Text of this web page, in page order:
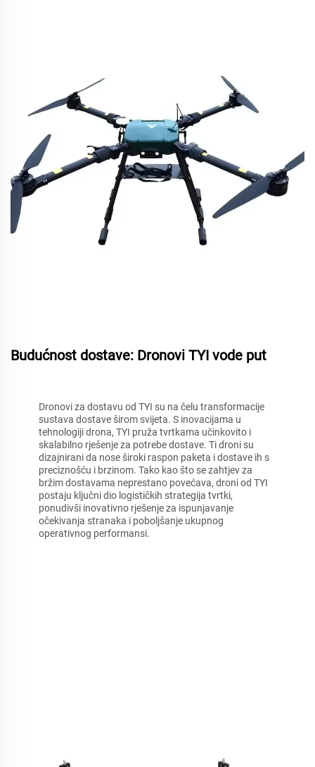
Budućnost dostave: Dronovi TYI vode put
Dronovi za dostavu od TYI su na čelu transformacije
sustava dostave širom svijeta. S inovacijama u
tehnologiji drona, TYI pruža tvrtkama učinkovito i
skalabilno rješenje za potrebe dostave. Ti droni su
dizajnirani da nose široki raspon paketa i dostave ih s
preciznošću i brzinom. Tako kao što se zahtjev za
bržim dostavama neprestano povećava, droni od TYI
postaju ključni dio logističkih strategija tvrtki,
ponudivši inovativno rješenje za ispunjavanje
očekivanja stranaka i poboljšanje ukupnog
operativnog performansi.